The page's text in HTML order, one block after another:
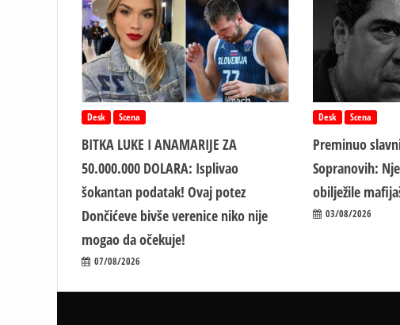
Desk Scena
BITKA LUKE I ANAMARIJE ZA
50.000.000 DOLARA: Isplivao
šokantan podatak! Ovaj potez
Dončićeve bivše verenice niko nije
mogao da očekuje!
07/08/2026
Desk Scena
Preminuo
Sopranovih:
obilježile
03/08/2026